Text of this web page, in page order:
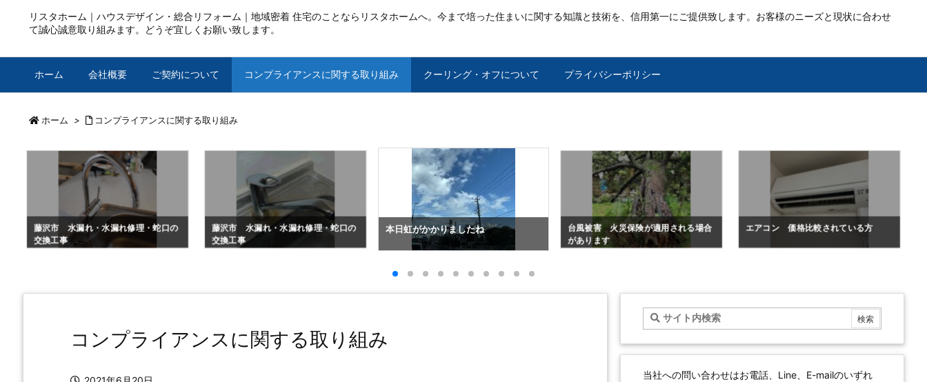
リスタホーム｜ハウスデザイン・総合リフォーム｜地域密着 住宅のことならリスタホームへ。今まで培った住まいに関する知識と技術を、信用第一にご提供致します。お客様のニーズと現状に合わせ
て誠心誠意取り組みます。どうぞ宜しくお願い致します。
ホーム 会社概要 ご契約について コンプライアンスに関する取り組み クーリング・オフについて プライバシーポリシー
ホーム > コンプライアンスに関する取り組み
藤沢市 水漏れ・水漏れ修理・蛇口の
交換工事
藤沢市 水漏れ・水漏れ修理・蛇口の
交換工事
本日虹がかかりましたね
台風被害 火災保険が適用される場合
があります
エアコン 価格比較されている方
コンプライアンスに関する取り組み
当社への問い合わせはお電話、Line、E-mailのいずれ